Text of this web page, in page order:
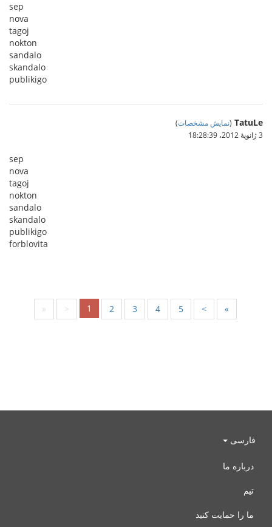
sep
nova
tagoj
nokton
sandalo
skandalo
publikigo
TatuLe
(نمایش مشخصات)
3 ژانویهٔ 2012،‏ 18:28:39
sep
nova
tagoj
nokton
sandalo
skandalo
publikigo
forblovita
« < 1 2 3 4 5 > »
فارسی
درباره ما
تیم
ما را حمایت کنید